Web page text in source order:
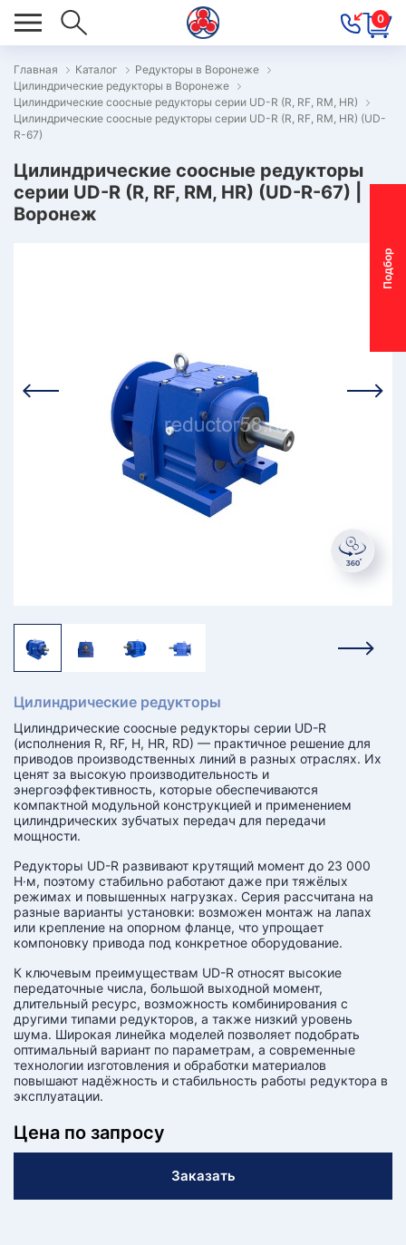
0
П
о
д
б
о
р
м
о
т
о
р
-
р
е
д
у
к
т
о
р
Главная Каталог
Редукторы в Воронеже
Цилиндрические редукторы в Воронеже
Цилиндрические соосные редукторы серии UD-R (R, RF, RM, HR)
Цилиндрические соосные редукторы серии UD-R (R, RF, RM, HR) (UD-
R-67)
Цилиндрические соосные редукторы
серии UD-R (R, RF, RM, HR) (UD-R-67) |
Воронеж
Цилиндрические редукторы
Цилиндрические соосные редукторы серии UD-R
(исполнения R, RF, H, HR, RD) — практичное решение для
приводов производственных линий в разных отраслях. Их
ценят за высокую производительность и
энергоэффективность, которые обеспечиваются
компактной модульной конструкцией и применением
цилиндрических зубчатых передач для передачи
мощности.
Редукторы UD-R развивают крутящий момент до 23 000
Н·м, поэтому стабильно работают даже при тяжёлых
режимах и повышенных нагрузках. Серия рассчитана на
разные варианты установки: возможен монтаж на лапах
или крепление на опорном фланце, что упрощает
компоновку привода под конкретное оборудование.
К ключевым преимуществам UD-R относят высокие
передаточные числа, большой выходной момент,
длительный ресурс, возможность комбинирования с
другими типами редукторов, а также низкий уровень
шума. Широкая линейка моделей позволяет подобрать
оптимальный вариант по параметрам, а современные
технологии изготовления и обработки материалов
повышают надёжность и стабильность работы редуктора в
эксплуатации.
Цена по запросу
Заказать